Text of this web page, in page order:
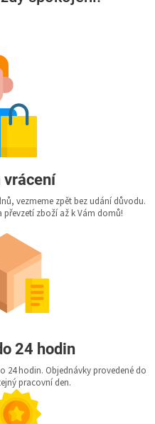
vrácení
vezmeme zpět bez udání důvodu.
zboží až k Vám domů!
24 hodin
24 hodin. Objednávky provedené do
pracovní den.